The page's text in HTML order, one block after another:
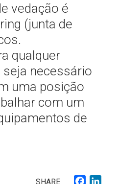
vedação é
(junta de
qualquer
seja necessário
uma posição
com um
de
SHARE